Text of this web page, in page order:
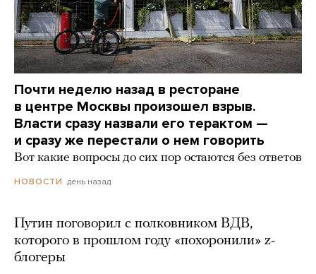
Почти неделю назад в ресторане
в центре Москвы произошел взрыв.
Власти сразу назвали его терактом —
и сразу же перестали о нем говорить
Вот какие вопросы до сих пор остаются без ответов
НОВОСТИ день назад
Путин поговорил с полковником ВДВ,
которого в прошлом году «похоронили» z-
блогеры